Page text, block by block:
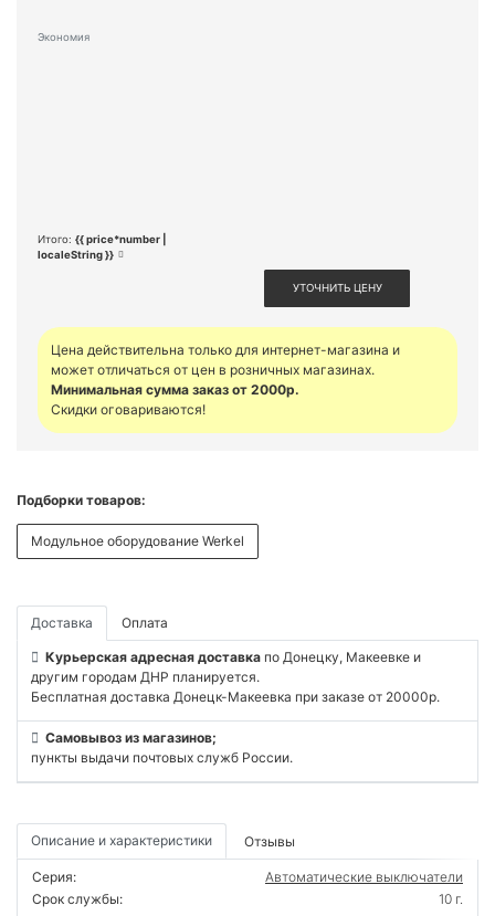
Экономия
Итого: {{ price*number |
localeString }}
УТОЧНИТЬ ЦЕНУ
Цена действительна только для интернет-магазина и
может отличаться от цен в розничных магазинах.
Минимальная сумма заказ от 2000р.
Скидки оговариваются!
Подборки товаров:
Модульное оборудование Werkel
Доставка Оплата
Курьерская адресная доставка по Донецку, Макеевке и
другим городам ДНР планируется.
Бесплатная доставка Донецк-Макеевка при заказе от 20000р.
Самовывоз из магазинов;
пункты выдачи почтовых служб России.
Описание и характеристики Отзывы
Серия:
Автоматические выключатели
Срок службы:
10 г.